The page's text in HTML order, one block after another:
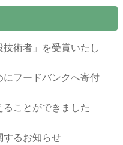
技術者」を受賞いたし
フードバンクへ寄付
ることができました
するお知らせ